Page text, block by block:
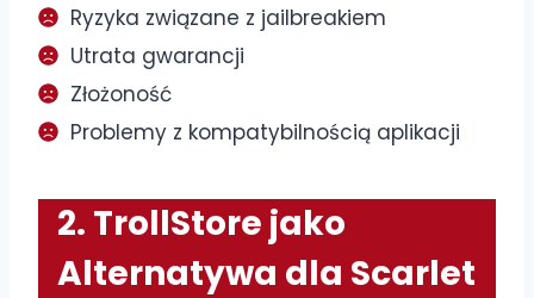
Ryzyka związane z jailbreakiem
Utrata gwarancji
Złożoność
Problemy z kompatybilnością aplikacji
2. TrollStore jako
Alternatywa dla Scarlet